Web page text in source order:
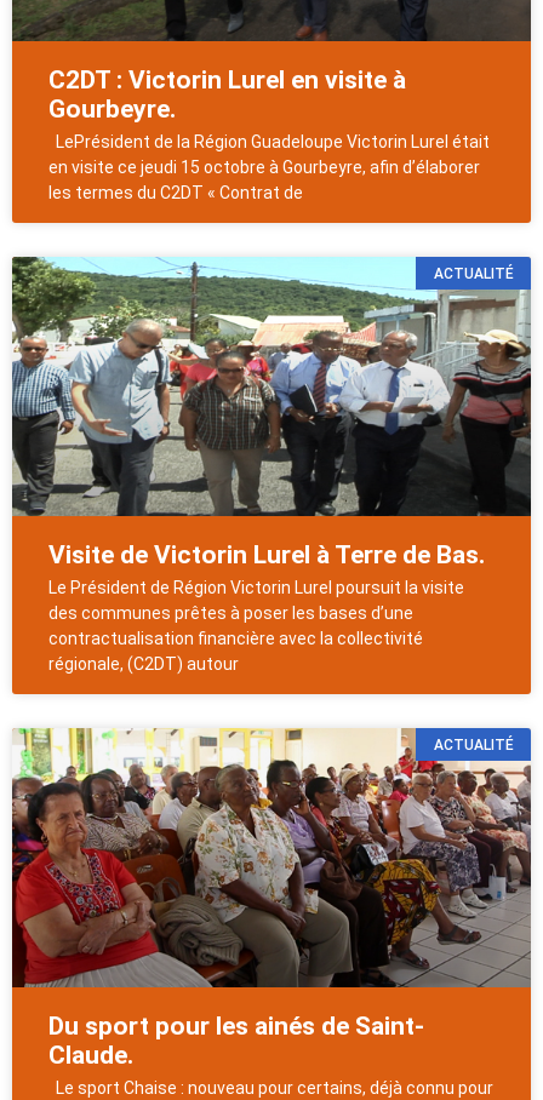
C2DT : Victorin Lurel en visite à
Gourbeyre.
LePrésident de la Région Guadeloupe Victorin Lurel était
en visite ce jeudi 15 octobre à Gourbeyre, afin d’élaborer
les termes du C2DT « Contrat de
ACTUALITÉ
Visite de Victorin Lurel à Terre de Bas.
Le Président de Région Victorin Lurel poursuit la visite
des communes prêtes à poser les bases d’une
contractualisation financière avec la collectivité
régionale, (C2DT) autour
ACTUALITÉ
Du sport pour les ainés de Saint-
Claude.
Le sport Chaise : nouveau pour certains, déjà connu pour